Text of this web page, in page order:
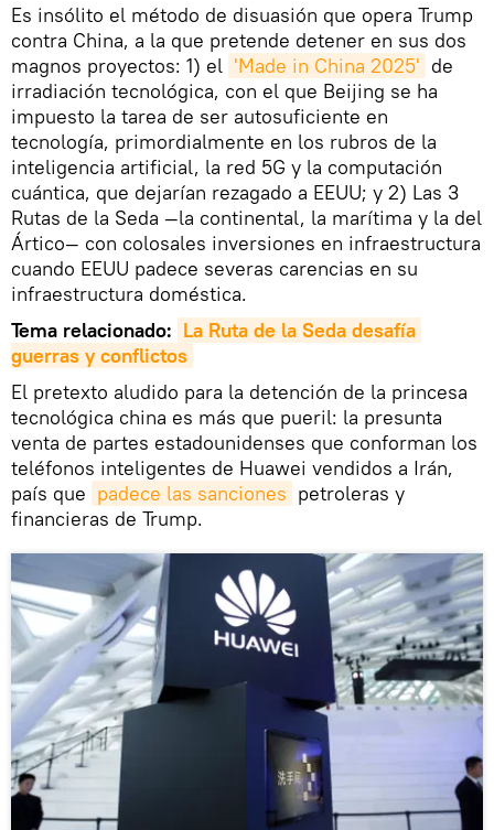
Es insólito el método de disuasión que opera Trump
contra China, a la que pretende detener en sus dos
magnos proyectos: 1) el 'Made in China 2025' de
irradiación tecnológica, con el que Beijing se ha
impuesto la tarea de ser autosuficiente en
tecnología, primordialmente en los rubros de la
inteligencia artificial, la red 5G y la computación
cuántica, que dejarían rezagado a EEUU; y 2) Las 3
Rutas de la Seda —la continental, la marítima y la del
Ártico— con colosales inversiones en infraestructura
cuando EEUU padece severas carencias en su
infraestructura doméstica.
Tema relacionado: La Ruta de la Seda desafía
guerras y conflictos
El pretexto aludido para la detención de la princesa
tecnológica china es más que pueril: la presunta
venta de partes estadounidenses que conforman los
teléfonos inteligentes de Huawei vendidos a Irán,
país que padece las sanciones petroleras y
financieras de Trump.